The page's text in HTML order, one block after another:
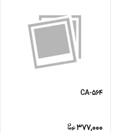
CA-564
377,000